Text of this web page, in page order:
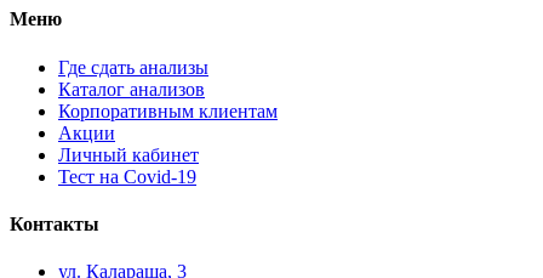
Меню
Где сдать анализы
Каталог анализов
Корпоративным клиентам
Акции
Личный кабинет
Тест на Covid-19
Контакты
ул. ​Калараша, 3